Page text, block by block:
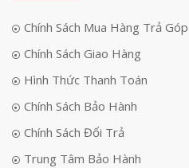
Chính Sách Mua Hàng Trả Góp
Chính Sách Giao Hàng
Hình Thức Thanh Toán
Chính Sách Bảo Hành
Chính Sách Đổi Trả
Trung Tâm Bảo Hành